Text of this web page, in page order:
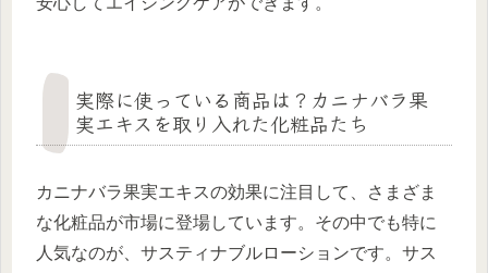
実際に使っている商品は？カニナバラ果
実エキスを取り入れた化粧品たち
カニナバラ果実エキスの効果に注目して、さまざま
な化粧品が市場に登場しています。その中でも特に
人気なのが、サスティナブルローションです。サス